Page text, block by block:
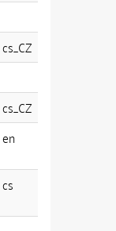
cs_CZ
cs_CZ
en
cs